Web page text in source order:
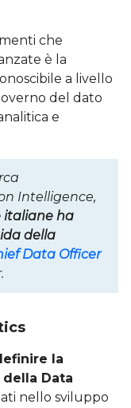
che
è la
a livello
del dato
e
Intelligence,
italiane ha
della
Data Officer
la
Data
nello sviluppo